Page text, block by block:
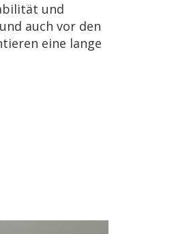
und
auch vor den
eine lange